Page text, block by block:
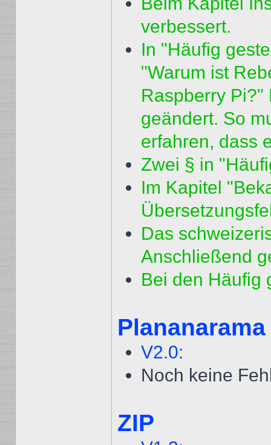
verbessert.
In "Häufig
"Warum ist
Raspberry Pi?"
geändert. So
erfahren, dass
Zwei § in
Im Kapitel
Das
Anschließend
Bei den Häufig
Plananarama
V2.0:
Noch keine
ZIP